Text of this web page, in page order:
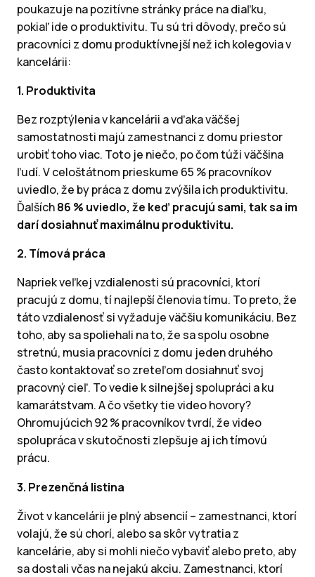
poukazuje na pozitívne stránky práce na diaľku,
pokiaľ ide o produktivitu. Tu sú tri dôvody, prečo sú
pracovníci z domu produktívnejší než ich kolegovia v
kancelárii:
1. Produktivita
Bez rozptýlenia v kancelárii a vďaka väčšej
samostatnosti majú zamestnanci z domu priestor
urobiť toho viac. Toto je niečo, po čom túži väčšina
ľudí. V celoštátnom prieskume 65 % pracovníkov
uviedlo, že by práca z domu zvýšila ich produktivitu.
Ďalších86 % uviedlo, že keď pracujú sami, tak sa im
darí dosiahnuť maximálnu produktivitu.
2. Tímová práca
Napriek veľkej vzdialenosti sú pracovníci, ktorí
pracujú z domu, tí najlepší členovia tímu. To preto, že
táto vzdialenosť si vyžaduje väčšiu komunikáciu. Bez
toho, aby sa spoliehali na to, že sa spolu osobne
stretnú, musia pracovníci z domu jeden druhého
často kontaktovať so zreteľom dosiahnuť svoj
pracovný cieľ. To vedie k silnejšej spolupráci a ku
kamarátstvam. A čo všetky tie video hovory?
Ohromujúcich 92 % pracovníkov tvrdí, že video
spolupráca v skutočnosti zlepšuje aj ich tímovú
prácu.
3. Prezenčná listina
Život v kancelárii je plný absencií – zamestnanci, ktorí
volajú, že sú chorí, alebo sa skôr vytratia z
kancelárie, aby si mohli niečo vybaviť alebo preto, aby
sa dostali včas na nejakú akciu. Zamestnanci, ktorí